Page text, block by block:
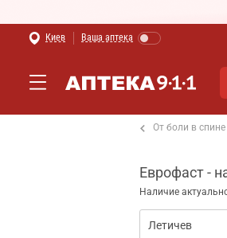
Киев Ваша аптека
От боли в спине
Еврофаст -
Наличие